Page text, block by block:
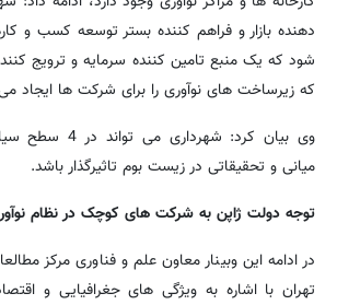
دهنده بازار و فراهم کننده بستر توسعه کسب و
شود که یک منبع تامین کننده سرمایه و ترویج
که زیرساخت های نوآوری را برای شرکت ها ایجاد
وی بیان کرد:
میانی و تحقیقاتی در زیست بوم تاثیرگذار باشد.
توجه دولت ژاپن به شرکت های کوچک در نظام
در ادامه این وبینار معاون علم و فناوری مرکز
تهران با اشاره به ویژگی های جغرافیایی و